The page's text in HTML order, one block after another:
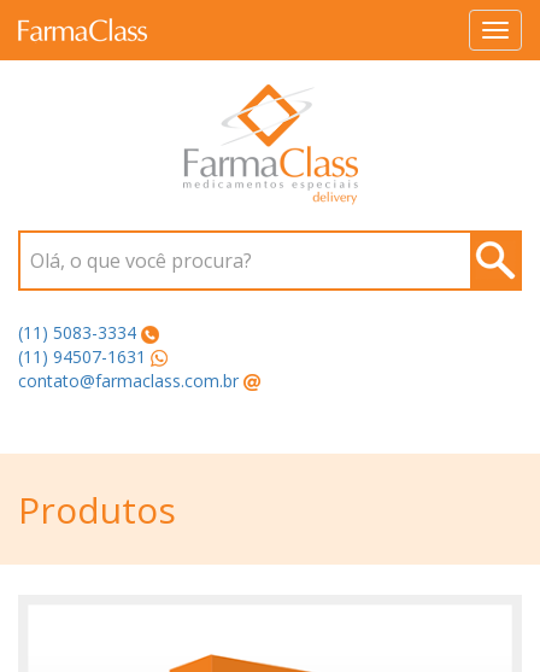
Olá, o que você procura?
(11) 5083-3334
(11) 94507-1631
contato@farmaclass.com.br
Produtos